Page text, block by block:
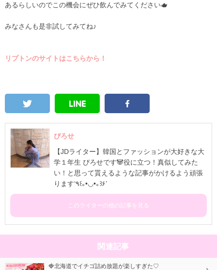
あるらしいのでこの機会にぜひ飲んでみてください🫖
みなさんも是非試してみてね♪
リプトンのサイトはこちらから！
ぴろせ
【JDライター】韓国とファッションが大好きな大
学１年生 ぴろせです🐼役に立つ！真似してみた
い！と思って貰えるような記事がかけるよう頑張
ります‘٩꒰｡•◡•｡꒱۶’
このライターの他の記事を見る
関連記事
🍓北海道でイチゴ詰め放題が楽しすぎた♡